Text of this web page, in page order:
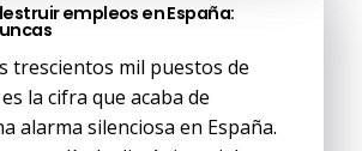
empleos en España:
trescientos mil puestos de
la cifra que acaba de
alarma silenciosa en España.